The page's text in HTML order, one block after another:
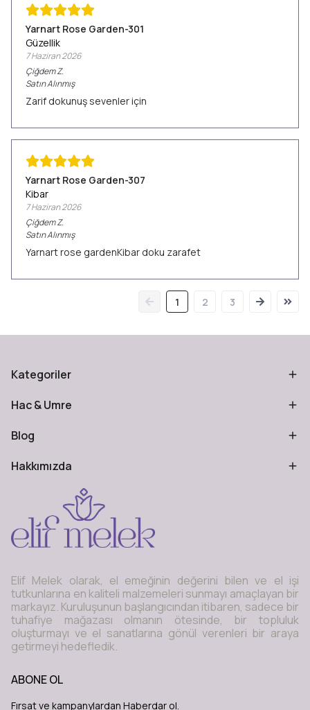
Yarnart Rose Garden-301
Güzellik
7 Haziran 2026
ÇiğdemZ.
Satın Alınmış
Zarif dokunuş sevenler için
Yarnart Rose Garden-307
Kibar
7 Haziran 2026
ÇiğdemZ.
Satın Alınmış
Yarnart rose gardenKibar doku zarafet
1 2 3
Kategoriler
Hac & Umre
Blog
Hakkımızda
Elif Melek olarak, el emeğinin değerini bilen ve el işi
tutkunlarına en kaliteli malzemeleri sunmayı amaçlayan bir
markayız. Kuruluşunun başlangıcından itibaren, sadece bir
tuhafiye mağazası olmanın ötesinde, bir topluluk
oluşturmayı ve el sanatlarına gönül verenleri bir araya
getirmeyi hedefledik.
ABONE OL
Fırsat ve kampanylardan Haberdar ol.